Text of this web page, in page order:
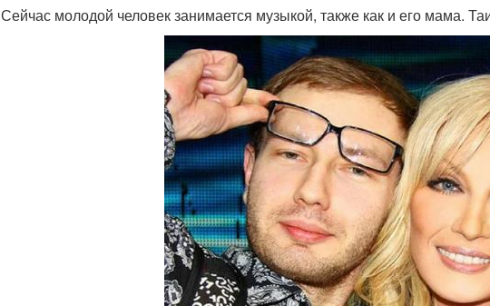
Сейчас молодой человек занимается музыкой, также как и его мама.